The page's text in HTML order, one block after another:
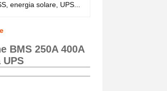
energia solare, UPS...
BMS 250A 400A